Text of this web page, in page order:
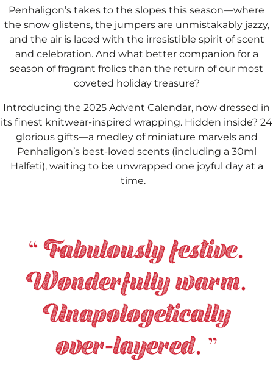
Penhaligon’s takes to the slopes this season—where
the snow glistens, the jumpers are unmistakably jazzy,
and the air is laced with the irresistible spirit of scent
and celebration. And what better companion for a
season of fragrant frolics than the return of our most
coveted holiday treasure?
Introducing the 2025 Advent Calendar, now dressed in
its finest knitwear-inspired wrapping. Hidden inside? 24
glorious gifts—a medley of miniature marvels and
Penhaligon’s best-loved scents (including a 30ml
Halfeti), waiting to be unwrapped one joyful day at a
time.